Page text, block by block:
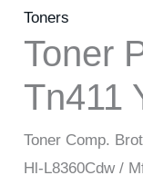
Toners
Toner
Tn411
Toner Comp.
Hl-L8360Cdw /